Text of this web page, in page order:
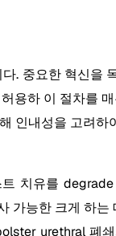
. 중요한 혁신을
용하 이 절차를
인내성을 고려
치유를
능한 크게 하
urethral 폐